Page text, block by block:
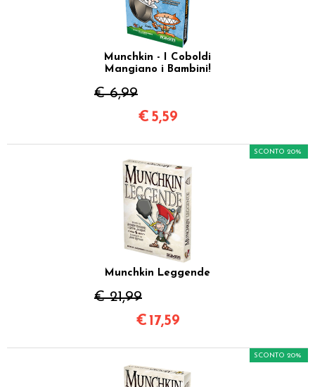
Munchkin - I Coboldi
Mangiano i Bambini!
€ 6,99
€ 5,59
Munchkin Leggende
€ 21,99
SCONTO 20%
€ 17,59
SCONTO 20%